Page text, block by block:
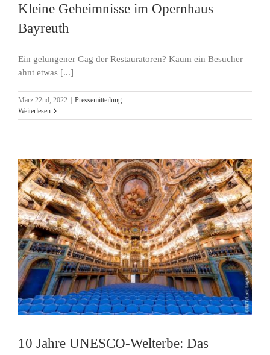
Kleine Geheimnisse im Opernhaus
Bayreuth
Ein gelungener Gag der Restauratoren? Kaum ein Besucher
ahnt etwas [...]
März 22nd, 2022
Pressemitteilung
Weiterlesen
10 Jahre UNESCO-Welterbe: Das